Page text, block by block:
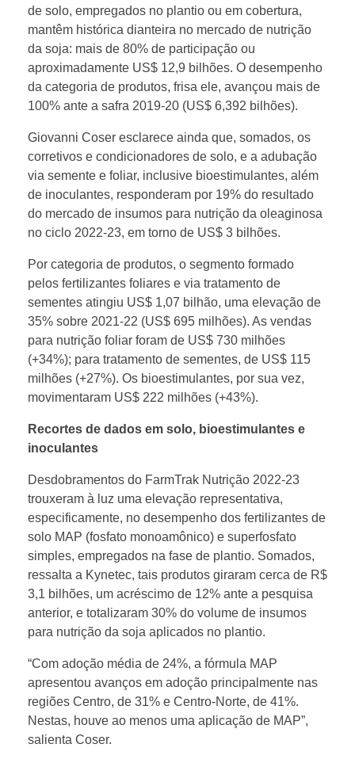
de solo, empregados no plantio ou em cobertura,
mantêm histórica dianteira no mercado de nutrição
da soja: mais de 80% de participação ou
aproximadamente US$ 12,9 bilhões. O desempenho
da categoria de produtos, frisa ele, avançou mais de
100% ante a safra 2019-20 (US$ 6,392 bilhões).
Giovanni Coser esclarece ainda que, somados, os
corretivos e condicionadores de solo, e a adubação
via semente e foliar, inclusive bioestimulantes, além
de inoculantes, responderam por 19% do resultado
do mercado de insumos para nutrição da oleaginosa
no ciclo 2022-23, em torno de US$ 3 bilhões.
Por categoria de produtos, o segmento formado
pelos fertilizantes foliares e via tratamento de
sementes atingiu US$ 1,07 bilhão, uma elevação de
35% sobre 2021-22 (US$ 695 milhões). As vendas
para nutrição foliar foram de US$ 730 milhões
(+34%); para tratamento de sementes, de US$ 115
milhões (+27%). Os bioestimulantes, por sua vez,
movimentaram US$ 222 milhões (+43%).
Recortes de dados em solo, bioestimulantes e
inoculantes
Desdobramentos do FarmTrak Nutrição 2022-23
trouxeram à luz uma elevação representativa,
especificamente, no desempenho dos fertilizantes de
solo MAP (fosfato monoamônico) e superfosfato
simples, empregados na fase de plantio. Somados,
ressalta a Kynetec, tais produtos giraram cerca de R$
3,1 bilhões, um acréscimo de 12% ante a pesquisa
anterior, e totalizaram 30% do volume de insumos
para nutrição da soja aplicados no plantio.
“Com adoção média de 24%, a fórmula MAP
apresentou avanços em adoção principalmente nas
regiões Centro, de 31% e Centro-Norte, de 41%.
Nestas, houve ao menos uma aplicação de MAP”,
salienta Coser.